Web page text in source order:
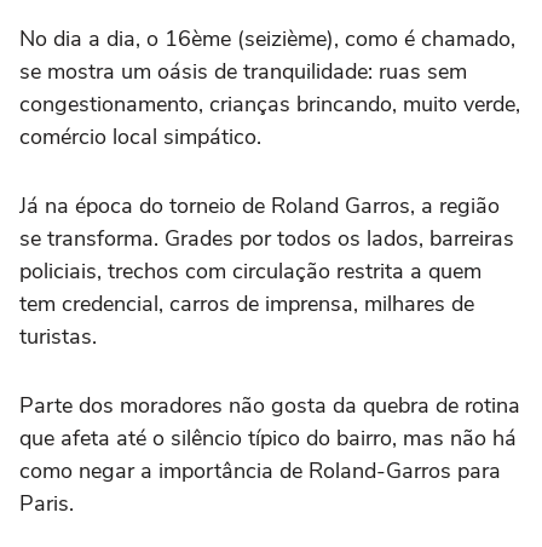
No dia a dia, o 16ème (seizième), como é chamado,
se mostra um oásis de tranquilidade: ruas sem
congestionamento, crianças brincando, muito verde,
comércio local simpático.
Já na época do torneio de Roland Garros, a região
se transforma. Grades por todos os lados, barreiras
policiais, trechos com circulação restrita a quem
tem credencial, carros de imprensa, milhares de
turistas.
Parte dos moradores não gosta da quebra de rotina
que afeta até o silêncio típico do bairro, mas não há
como negar a importância de Roland-Garros para
Paris.